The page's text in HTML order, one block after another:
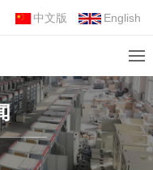
中文版 English